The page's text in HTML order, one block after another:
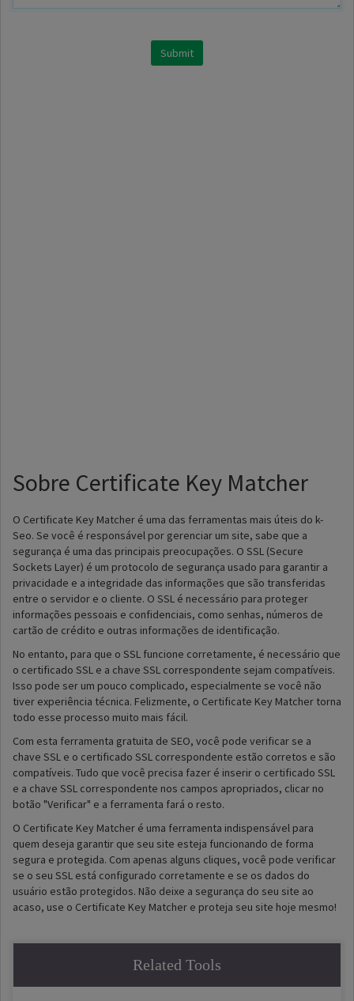
Sobre Certificate Key Matcher
O Certificate Key Matcher é uma das ferramentas mais úteis do k-
Seo. Se você é responsável por gerenciar um site, sabe que a
segurança é uma das principais preocupações. O SSL (Secure
Sockets Layer) é um protocolo de segurança usado para garantir a
privacidade e a integridade das informações que são transferidas
entre o servidor e o cliente. O SSL é necessário para proteger
informações pessoais e confidenciais, como senhas, números de
cartão de crédito e outras informações de identificação.
No entanto, para que o SSL funcione corretamente, é necessário que
o certificado SSL e a chave SSL correspondente sejam compatíveis.
Isso pode ser um pouco complicado, especialmente se você não
tiver experiência técnica. Felizmente, o Certificate Key Matcher torna
todo esse processo muito mais fácil.
Com esta ferramenta gratuita de SEO, você pode verificar se a
chave SSL e o certificado SSL correspondente estão corretos e são
compatíveis. Tudo que você precisa fazer é inserir o certificado SSL
e a chave SSL correspondente nos campos apropriados, clicar no
botão "Verificar" e a ferramenta fará o resto.
O Certificate Key Matcher é uma ferramenta indispensável para
quem deseja garantir que seu site esteja funcionando de forma
segura e protegida. Com apenas alguns cliques, você pode verificar
se o seu SSL está configurado corretamente e se os dados do
usuário estão protegidos. Não deixe a segurança do seu site ao
acaso, use o Certificate Key Matcher e proteja seu site hoje mesmo!
Related Tools